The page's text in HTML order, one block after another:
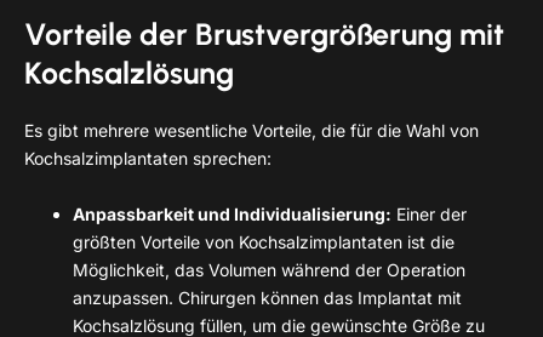
Vorteile der Brustvergrößerung mit
Kochsalzlösung
Es gibt mehrere wesentliche Vorteile, die für die Wahl von
Kochsalzimplantaten sprechen:
Anpassbarkeit und Individualisierung: Einer der
größten Vorteile von Kochsalzimplantaten ist die
Möglichkeit, das Volumen während der Operation
anzupassen. Chirurgen können das Implantat mit
Kochsalzlösung füllen, um die gewünschte Größe zu